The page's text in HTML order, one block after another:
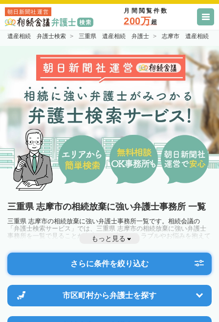
朝日新聞社運営 月間閲覧件数
200万超
遺産相続 弁護士検索 三重県 遺産相続 弁護士 志摩市 遺産相続
三重県 志摩市の相続放棄に強い弁護士事務所 一覧
三重県 志摩市の相続放棄に強い弁護士事務所一覧です。相続会議の
「弁護士検索サービス」では、三重県 志摩市の相続放棄に強い弁護士
事務所を一覧で見ることが出来ます。相続のトラブルやお悩みを抱えて
いる方は一度近隣の弁護士に相談してみましょう。
もっと見る
さらに条件を絞り込む
市区町村から弁護士を探す